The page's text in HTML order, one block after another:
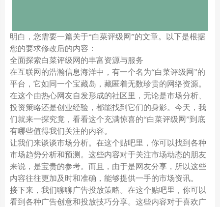
明白，您需要一篇关于“白菜评级网”的文章。以下是根据
您的要求修改后的内容：
全面探索白菜评级网的丰富资源与服务
在互联网的浩瀚信息海洋中，有一个名为“白菜评级网”的
平台，它如同一个宝藏岛，藏匿着无数珍贵的网络资源。
在这个由热心网友自发形成的社区里，无论是市场分析、
投资策略还是创业经验，都能找到它们的身影。今天，我
们就来一探究竟，看看这个充满惊喜的“白菜评级网”到底
有哪些值得我们关注的内容。
让我们来谈谈市场分析。在这个贴吧里，你可以找到各种
市场趋势分析和预测。这些内容对于关注市场动态的朋友
来说，是宝贵的参考。而且，由于是网友分享，所以这些
内容往往更加及时和准确，能够提供一手的市场资讯。
接下来，我们聊聊广告投放策略。在这个贴吧里，你可以
看到各种广告创意和投放技巧分享。这些内容对于喜欢广